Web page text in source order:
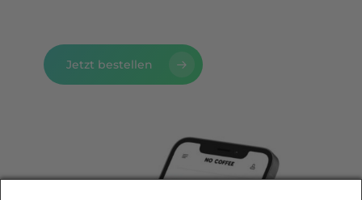
Jetzt bestellen